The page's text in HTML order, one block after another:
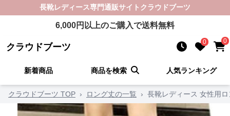
長靴レディース専門通販サイト クラウドブーツ
6,000円以上のご購入で送料無料
クラウドブーツ 0 0
新着商品 商品を検索 人気ランキング
クラウドブーツ TOP › ロング丈の一覧 › 長靴レディース 女性用